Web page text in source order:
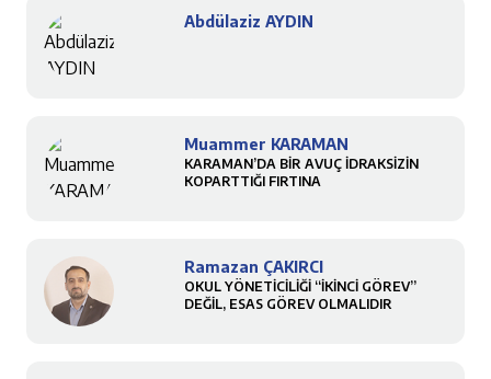
Abdülaziz AYDIN
Muammer KARAMAN
KARAMAN’DA BİR AVUÇ İDRAKSİZİN
KOPARTTIĞI FIRTINA
Ramazan ÇAKIRCI
OKUL YÖNETİCİLİĞİ “İKİNCİ GÖREV”
DEĞİL, ESAS GÖREV OLMALIDIR